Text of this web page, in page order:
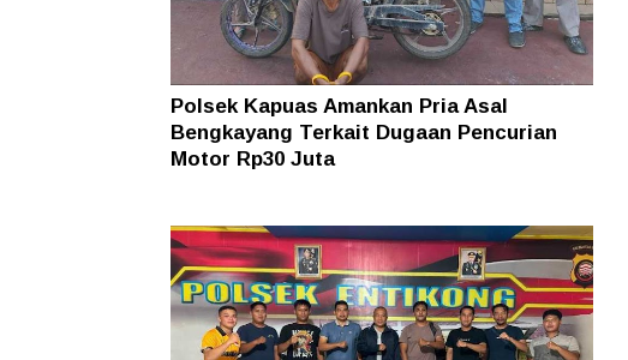
Polsek Kapuas Amankan Pria Asal
Bengkayang Terkait Dugaan Pencurian
Motor Rp30 Juta